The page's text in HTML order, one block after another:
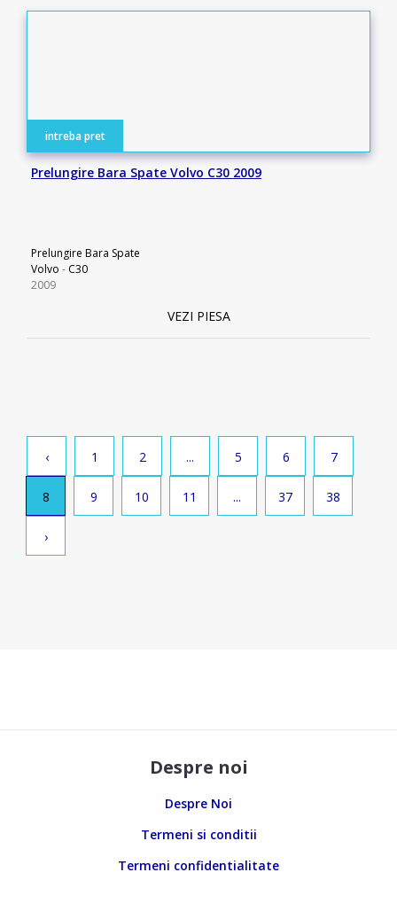
intreba pret
Prelungire Bara Spate Volvo C30 2009
Prelungire Bara Spate
Volvo - C30
2009
VEZI PIESA
‹ 1 2 ... 5 6 7
8 9 10 11 ... 37 38
›
Despre noi
Despre Noi
Termeni si conditii
Termeni confidentialitate